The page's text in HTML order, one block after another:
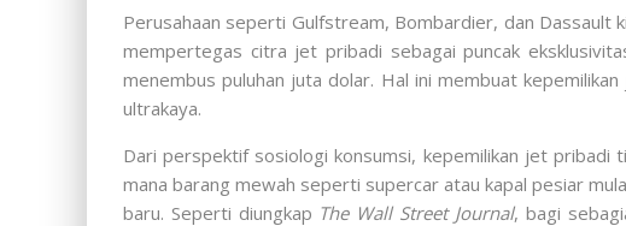
Perusahaan seperti Gulfstream, Bombardier, dan Dassault
mempertegas citra jet pribadi sebagai puncak
menembus puluhan juta dolar. Hal ini membuat
ultrakaya.
Dari perspektif sosiologi konsumsi, kepemilikan jet pribadi
mana barang mewah seperti supercar atau kapal pesiar
baru. Seperti diungkap The Wall Street Journal, bagi